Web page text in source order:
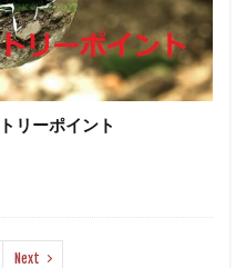
リーポイント
Next